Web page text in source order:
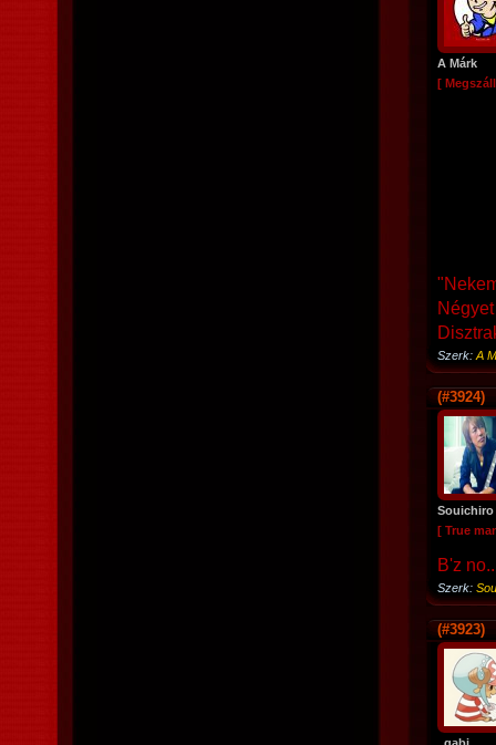
A Márk
[
Szerk: A
(#3924)
Souichiro
[ True
B'z
Szerk:
(#3923)